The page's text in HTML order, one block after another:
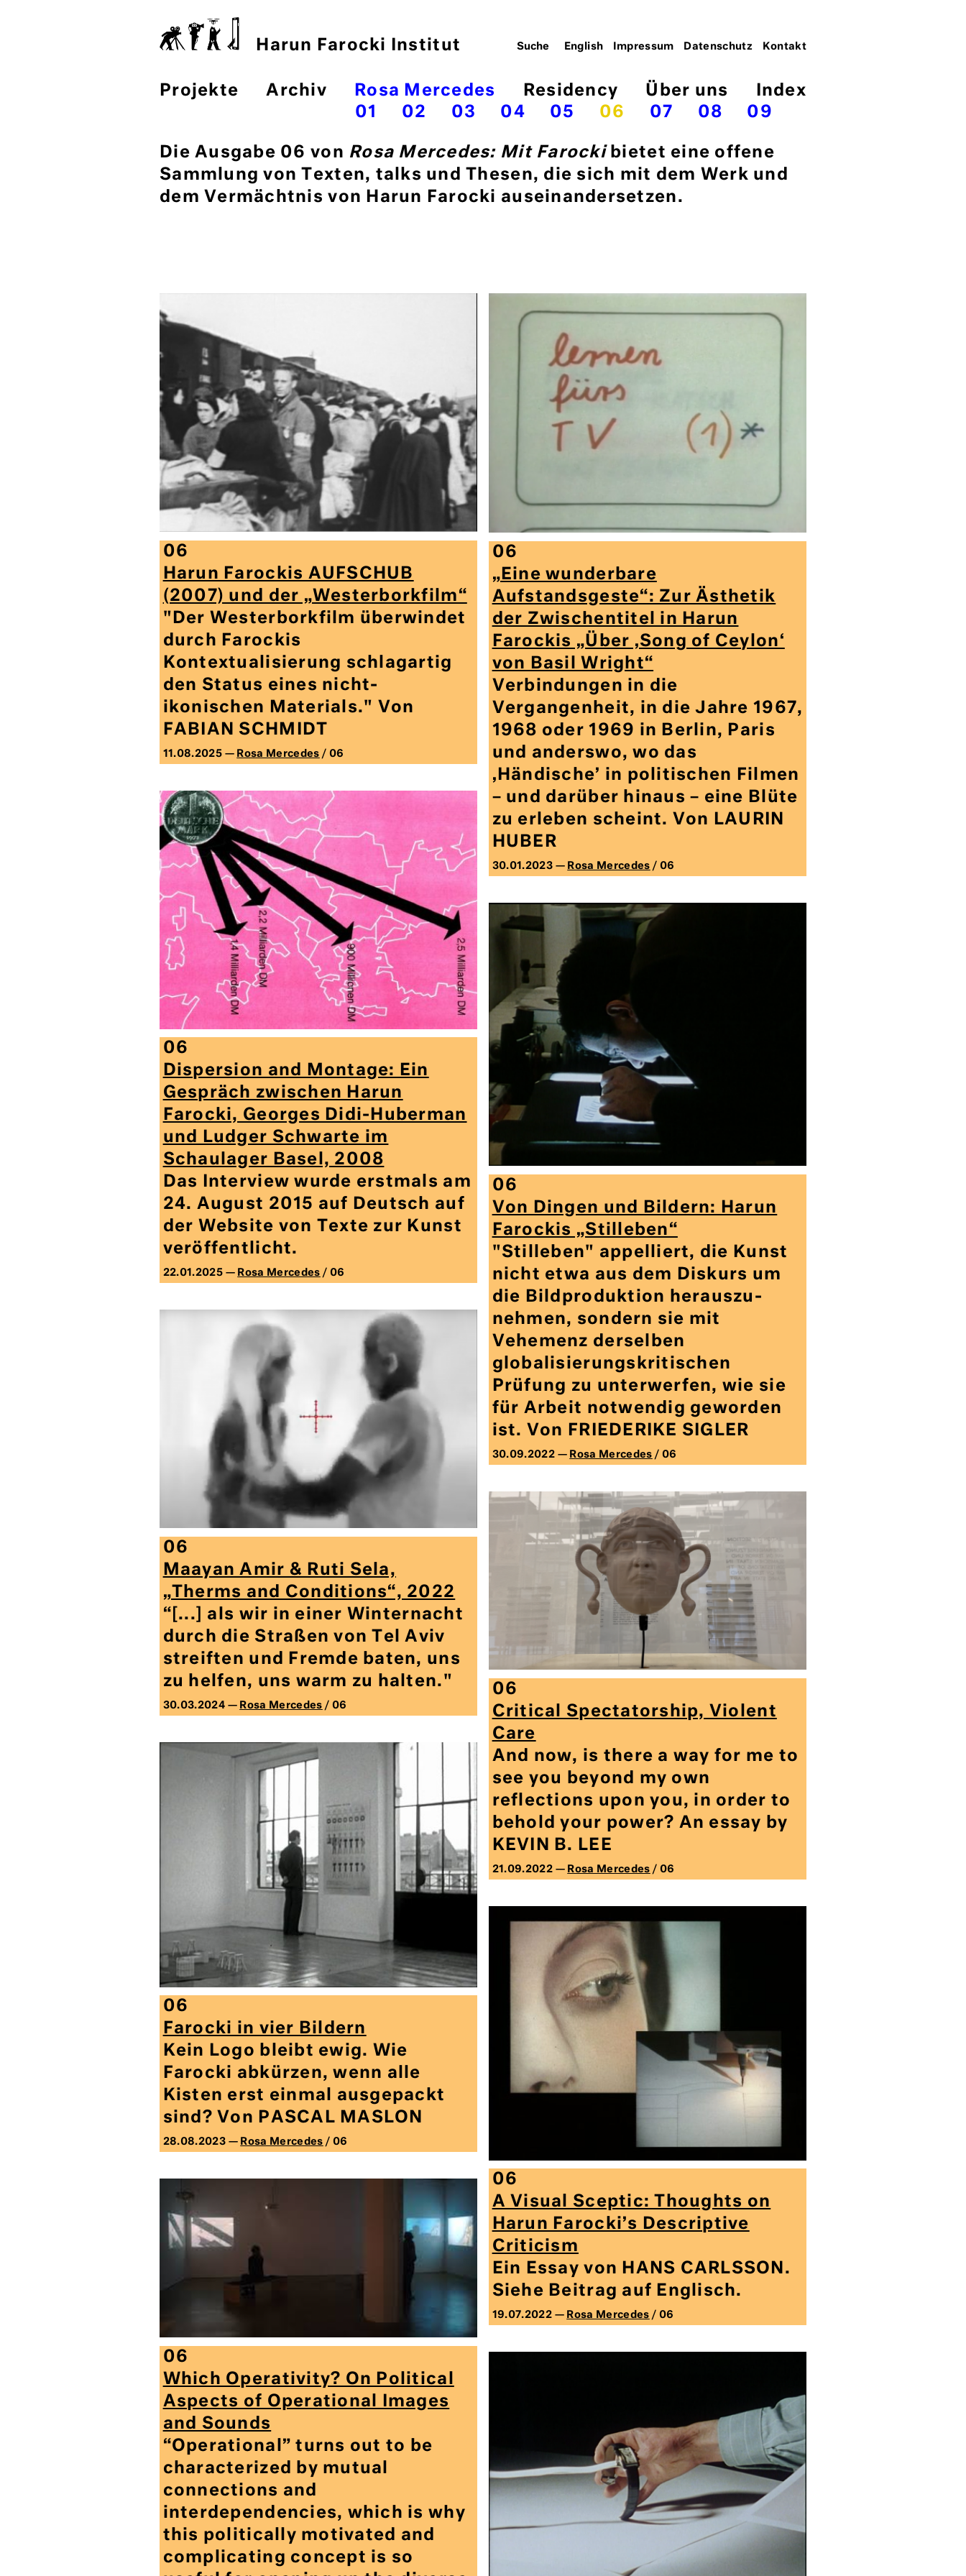
Harun Farocki Institut
Projekte Archiv
Rosa Mercedes
01
02 03 04 05 06 07 08 09
Residency Über uns Index
English Impressum Datenschutz Kontakt
Die Ausgabe 06 von Rosa Mercedes: Mit Farocki bietet eine offene
Sammlung von Texten, talks und Thesen, die sich mit dem Werk und
dem Vermächtnis von Harun Farocki auseinandersetzen.
06
Harun Farockis AUFSCHUB
(2007) und der „Westerborkfilm“
"Der Westerborkfilm überwindet
durch Farockis
Kontextualisierung schlagartig
den Status eines nicht-
ikonischen Materials." Von
FABIAN SCHMIDT
11.08.2025 — Rosa Mercedes / 06
06
Dispersion and Montage: Ein
Gespräch zwischen Harun
Farocki, Georges Didi-Huberman
und Ludger Schwarte im
Schaulager Basel, 2008
Das Interview wurde erstmals am
24. August 2015 auf Deutsch auf
der Website von Texte zur Kunst
veröffentlicht.
22.01.2025 — Rosa Mercedes / 06
06
Maayan Amir & Ruti Sela,
„Therms and Conditions“, 2022
“[...] als wir in einer Winternacht
durch die Straßen von Tel Aviv
streiften und Fremde baten, uns
zu helfen, uns warm zu halten."
30.03.2024 — Rosa Mercedes / 06
06
Farocki in vier Bildern
Kein Logo bleibt ewig. Wie
Farocki abkürzen, wenn alle
Kisten erst einmal ausgepackt
sind? Von PASCAL MASLON
28.08.2023 — Rosa Mercedes / 06
06
Which Operativity? On Political
Aspects of Operational Images
and Sounds
“Operational” turns out to be
characterized by mutual
connections and
interdependencies, which is why
this politically motivated and
complicating concept is so
06
„Eine wunderbare
Aufstandsgeste“: Zur Ästhetik
der Zwischentitel in Harun
Farockis „Über ‚Song of Ceylon‘
von Basil Wright“
Verbindungen in die
Vergangenheit, in die Jahre 1967,
1968 oder 1969 in Berlin, Paris
und anderswo, wo das
‚Händische’ in politischen Filmen
– und darüber hinaus – eine Blüte
zu erleben scheint. Von LAURIN
HUBER
30.01.2023 — Rosa Mercedes / 06
06
Von Dingen und Bildern: Harun
Farockis „Stilleben“
"Stilleben" appelliert, die Kunst
nicht etwa aus dem Diskurs um
die Bildproduktion heraus­zu­
nehmen, sondern sie mit
Vehemenz derselben
globalisierungskritischen
Prüfung zu un­terwerfen, wie sie
für Arbeit notwendig geworden
ist. Von FRIEDERIKE SIGLER
30.09.2022 — Rosa Mercedes / 06
06
Critical Spectatorship, Violent
Care
And now, is there a way for me to
see you beyond my own
reflections upon you, in order to
behold your power? An essay by
KEVIN B. LEE
21.09.2022 — Rosa Mercedes / 06
06
A Visual Sceptic: Thoughts on
Harun Farocki’s Descriptive
Criticism
Ein Essay von HANS CARLSSON.
Siehe Beitrag auf Englisch.
19.07.2022 — Rosa Mercedes / 06